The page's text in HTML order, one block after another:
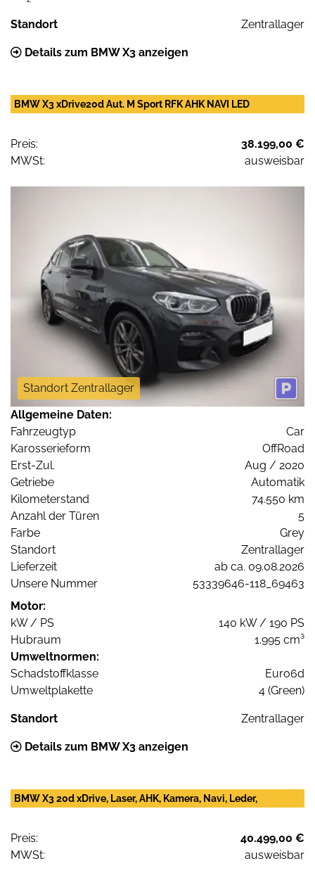
Standort Zentrallager
Details zum BMW X3 anzeigen
BMW X3 xDrive20d Aut. M Sport RFK AHK NAVI LED
Preis:
38.199,00 €
MWSt:
ausweisbar
Standort Zentrallager
Allgemeine Daten:
Fahrzeugtyp
Car
Karosserieform
OffRoad
Erst-Zul.
Aug / 2020
Getriebe
Automatik
Kilometerstand
74.550 km
Anzahl der Türen
5
Farbe
Grey
Standort
Zentrallager
Lieferzeit
ab ca. 09.08.2026
Unsere Nummer
53339646-118_69463
Motor:
kW / PS
140 kW / 190 PS
Hubraum
1.995 cm³
Umweltnormen:
Schadstoffklasse
Euro6d
Umweltplakette
4 (Green)
Standort Zentrallager
Details zum BMW X3 anzeigen
BMW X3 20d xDrive, Laser, AHK, Kamera, Navi, Leder,
Preis:
40.499,00 €
MWSt:
ausweisbar